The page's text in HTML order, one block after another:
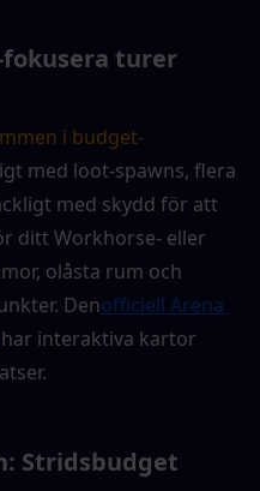
fokusera turer
i budget-
med loot-spawns, flera
med skydd för att
ditt Workhorse- eller
olåsta rum och
Denofficiell Arena
har interaktiva kartor
Stridsbudget